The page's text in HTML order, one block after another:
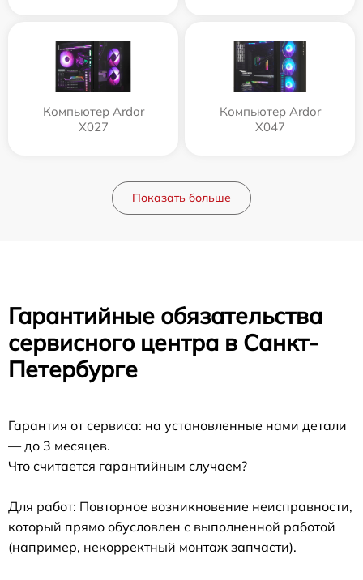
Компьютер Ardor
X027
Компьютер Ardor
X047
Показать больше
Гарантийные обязательства
сервисного центра в Санкт-
Петербурге
Гарантия от сервиса: на установленные нами детали
— до 3 месяцев.
Что считается гарантийным случаем?
Для работ: Повторное возникновение неисправности,
который прямо обусловлен с выполненной работой
(например, некорректный монтаж запчасти).